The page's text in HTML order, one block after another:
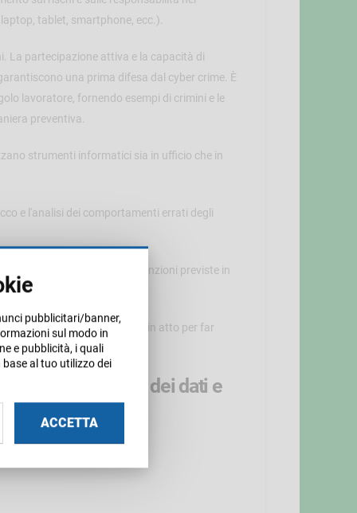
tablet, smartphone, ecc.).
La partecipazione attiva e la capacità di
una prima difesa dal cyber crime. È
lavoratore, fornendo esempi di crimini e le
preventiva.
strumenti informatici sia in ufficio che in
e l'analisi dei comportamenti errati degli
dati e informazioni e sulle sanzioni previste in
prima persona può mettere in atto per far
Security - Tutela dei dati e
pubblicitari/banner,
sul modo in
e pubblicità, i quali
al tuo utilizzo dei
ACCETTA